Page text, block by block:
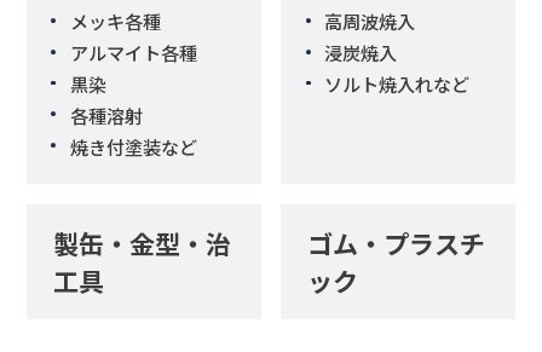
メッキ各種
アルマイト各種
黒染
各種溶射
焼き付塗装など
高周波焼入
浸炭焼入
ソルト焼入れなど
製缶・金型・治
工具
ゴム・プラスチ
ック